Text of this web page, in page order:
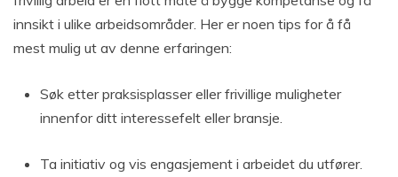
innsikt i ulike arbeidsområder. Her er noen tips for å få
mest mulig ut av denne erfaringen:
Søk etter praksisplasser eller frivillige muligheter
innenfor ditt interessefelt eller bransje.
Ta initiativ og vis engasjement i arbeidet du utfører.